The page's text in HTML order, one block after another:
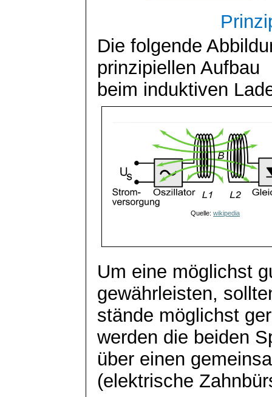
Die folgende
prinzipiellen Aufbau
beim induktiven
Quelle: wikipedia
Um eine möglichst
gewährleisten,
stände möglichst
werden die beiden
über einen
(elektrische